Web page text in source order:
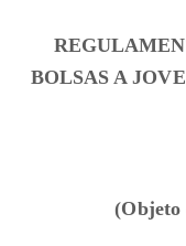
BOLSAS A
(Objeto